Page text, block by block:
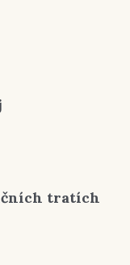
tratích